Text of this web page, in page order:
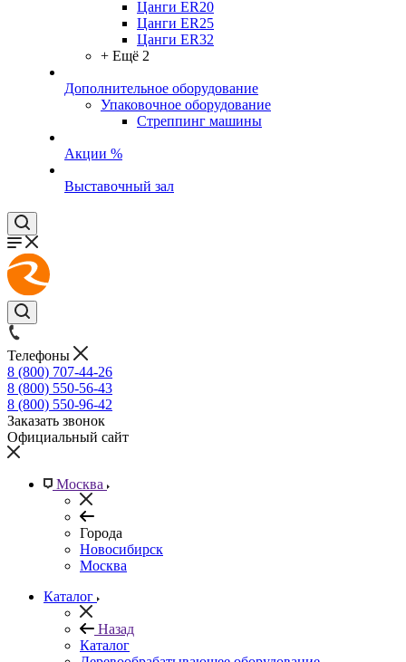
Цанги ER20
Цанги ER25
Цанги ER32
+ Ещё 2
Дополнительное оборудование
Упаковочное оборудование
Стреппинг машины
Акции %
Выставочный зал
Телефоны
8 (800) 707-44-26
8 (800) 550-56-43
8 (800) 550-96-42
Заказать звонок
Официальный сайт
Москва
Города
Новосибирск
Москва
Каталог
Назад
Каталог